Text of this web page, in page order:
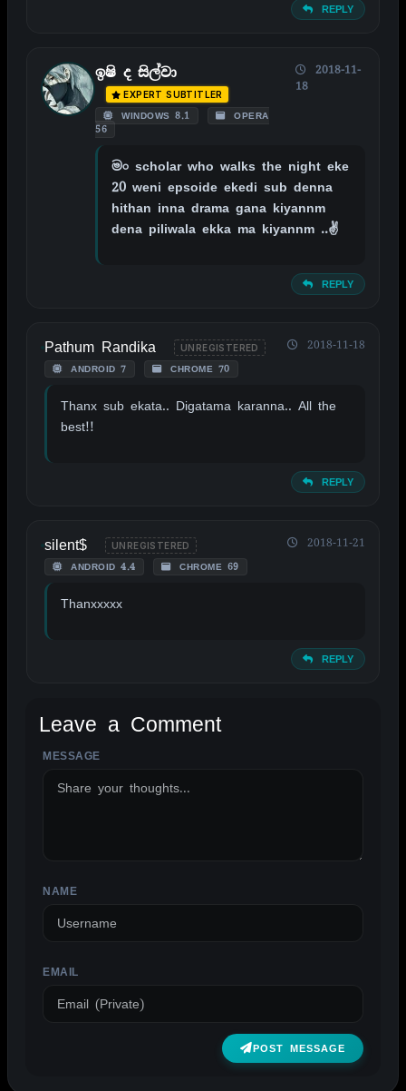
REPLY
ඉෂි ද සිල්වා
EXPERT SUBTITLER
WINDOWS 8.1
OPERA
56
2018-11-
18
මං scholar who walks the night eke
20 weni epsoide ekedi sub denna
hithan inna drama gana kiyannm
dena piliwala ekka ma kiyannm ..✌
REPLY
Pathum Randika UNREGISTERED
ANDROID 7 CHROME 70
2018-11-18
Thanx sub ekata.. Digatama karanna.. All the
best!!
REPLY
silent$ UNREGISTERED
ANDROID 4.4 CHROME 69
2018-11-21
Thanxxxxx
REPLY
Leave a Comment
MESSAGE
NAME
EMAIL
POST MESSAGE